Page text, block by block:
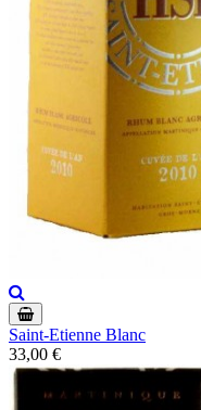
Saint-Etienne Blanc
33,00 €